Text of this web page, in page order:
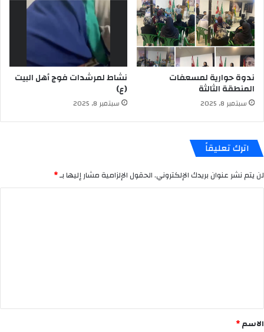
ندوة حوارية لمسعفات
المنطقة الثالثة
سبتمبر 8, 2025
نشاط لمرشدات فوج أهل البيت
(ع)
سبتمبر 8, 2025
اترك تعليقاً
لن يتم نشر عنوان بريدك الإلكتروني.الحقول الإلزامية مشار إليها بـ*
*
الاسم*